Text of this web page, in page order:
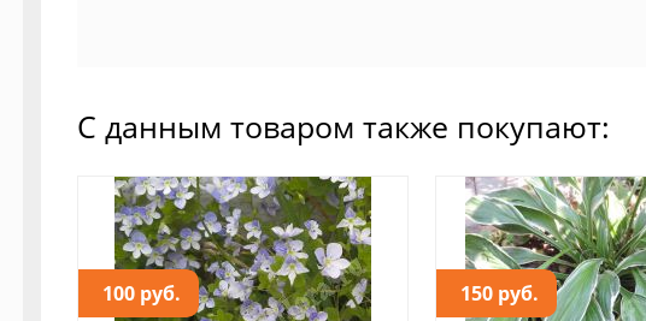
С данным товаром также покупают:
100 руб. 150 руб.